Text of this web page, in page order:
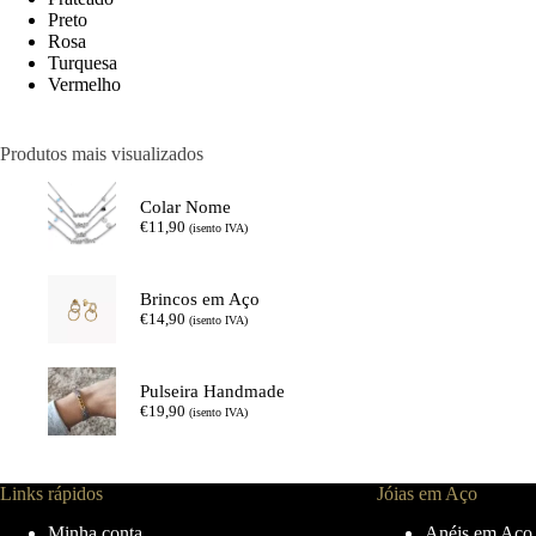
Preto
Rosa
Turquesa
Vermelho
Produtos mais visualizados
Colar Nome
€11,90 (isento IVA)
Brincos em Aço
€14,90 (isento IVA)
Pulseira Handmade
€19,90 (isento IVA)
Links rápidos
Jóias em Aço